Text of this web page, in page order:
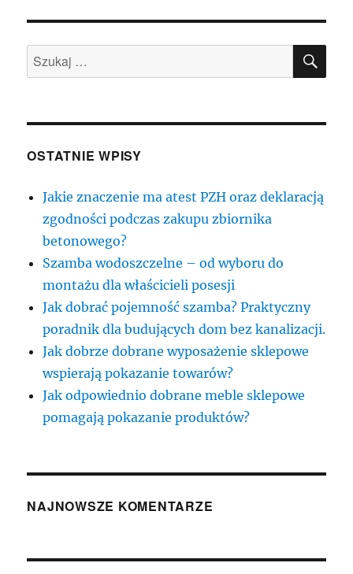
Szukaj:
OSTATNIE WPISY
Jakie znaczenie ma atest PZH oraz deklaracją
zgodności podczas zakupu zbiornika
betonowego?
Szamba wodoszczelne – od wyboru do
montażu dla właścicieli posesji
Jak dobrać pojemność szamba? Praktyczny
poradnik dla budujących dom bez kanalizacji.
Jak dobrze dobrane wyposażenie sklepowe
wspierają pokazanie towarów?
Jak odpowiednio dobrane meble sklepowe
pomagają pokazanie produktów?
NAJNOWSZE KOMENTARZE